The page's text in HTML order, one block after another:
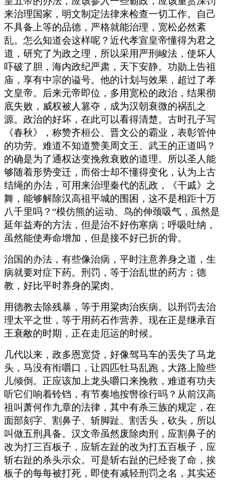
来治理国家，明文制定法律来检查一切工作。自己
不具备上等的品德，严格就能治理，宽松必然紊
乱。怎么知道会这样呢？近代孝宣皇帝懂得为君之
道，研究了为政之理，所以采用严刑峻法，使坏人
吓破了胆，海内政纪严肃，天下安静。功勋上告祖
庙，享有中宗的谥号。他的计划与效果，超过了孝
文皇帝。后来元帝即位，多用宽松的政治，结果彻
底失败，威权被人篡夺，成为汉朝衰微的祸乱之
源。政治的好坏，在此可以看得清楚。古时孔子写
《春秋》，称赞齐桓公、晋文公的霸业，表彰管仲
的功劳。难道不知道赞美周文王、武王的正道吗？
的确是为了通权达变挽救衰败的道理。所以圣人能
够随着形势变迁，而俗士却不懂得变化，认为上古
结绳的办法，可用来治理秦代的乱政，《干戚》之
舞，能够解除汉高祖平城的围困，这不是相距十万
八千里吗？“模仿熊的运动、鸟的伸颈吸气，虽然是
延年益寿的方法，但是治不好伤寒病；呼吸吐纳，
虽然能使寿命增加，但是接不好已折的骨。
治国的办法，有些像治病，平时注意养身之道，生
病就要对症下药。刑罚，等于治乱世的药方；德
教，好比平时养身的粱肉。
用德教去除残暴，等于用粱肉治疾病。以刑罚去治
理太平之世，等于用药石作营养。现在正是继承百
王衰敝的时期，正在走厄运的时候。
几代以来，政多恩宽贷，好像驾马车的丢失了马龙
头，马没有衔嚼口，让四匹牡马乱跑，大路上险些
儿倾倒。正应该加上龙头嚼口来挽救，难道有功夫
听它们响着铃铛，有节奏地按辔徐行吗？从前汉高
祖叫萧何作九章的法律，其中有杀三族的规定，在
面部刻字、割鼻子、斩脚趾、割舌头，砍头，所以
叫做五刑具备。汉文帝虽然废除肉刑，应割鼻子的
改为打三百板子，应斩左趾的改为打五百板子，应
斩右趾的杀头示众。可是斩右趾的已经丧了命，挨
板子的每每被打死，即使有减轻刑罚之名，其实还